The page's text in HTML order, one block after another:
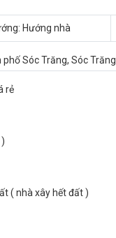
Hướng nhà
Sóc Trăng, Sóc Trăng
rẻ
( nhà xây hết đất )